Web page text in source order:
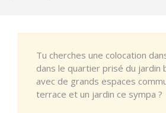
Tu cherches une colocation
dans le quartier prisé du jardin
avec de grands espaces
terrace et un jardin ce sympa ?